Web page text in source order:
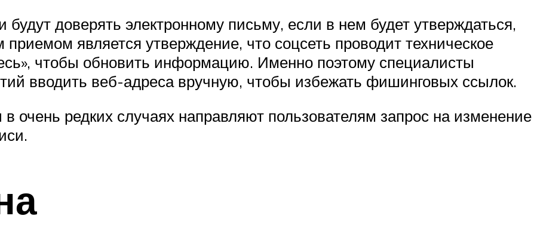
доверять электронному письму, если в нем будет утверждаться,
является утверждение, что соцсеть проводит техническое
чтобы обновить информацию. Именно поэтому специалисты
вводить веб-адреса вручную, чтобы избежать фишинговых ссылок.
очень редких случаях направляют пользователям запрос на изменение